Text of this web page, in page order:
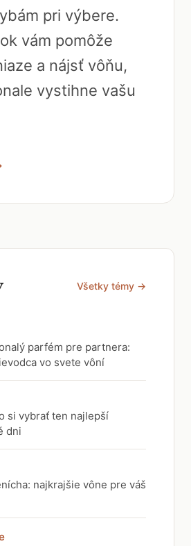
pri výbere.
vám pomôže
a nájsť vôňu,
vystihne vašu
Všetky témy →
parfém pre partnera:
vo svete vôní
si vybrať ten najlepší
dni
najkrajšie vône pre váš